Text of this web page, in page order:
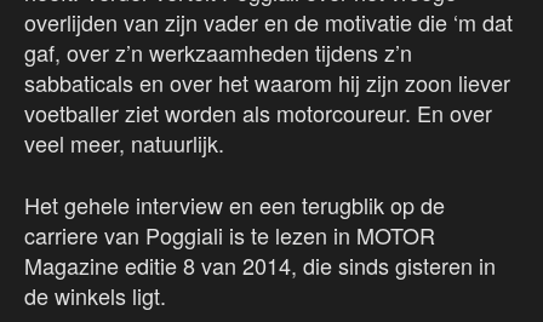
overlijden van zijn vader en de motivatie die ‘m dat
gaf, over z’n werkzaamheden tijdens z’n
sabbaticals en over het waarom hij zijn zoon liever
voetballer ziet worden als motorcoureur. En over
veel meer, natuurlijk.
Het gehele interview en een terugblik op de
carriere van Poggiali is te lezen in MOTOR
Magazine editie 8 van 2014, die sinds gisteren in
de winkels ligt.